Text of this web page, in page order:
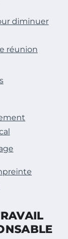
diminuer
réunion